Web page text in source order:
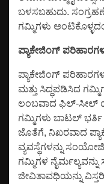
ಬಳಸಬಹುದು.
ಗಮ್ಮಿಗಳು
ಪ್ಯಾಕೇಜಿಂಗ್
ಪ್ಯಾಕೇಜಿಂಗ್
ಮತ್ತು ಸಿದ್ಧಪಡಿಸಿದ
ಲಂಬವಾದ ಫಿಲ್-ಸೀಲ್
ಗಮ್ಮಿಗಳು ಬಾಟಲ್ ಭರ್ತಿ
ಜೊತೆಗೆ, ನಿಖರವಾದ
ವ್ಯವಸ್ಥೆಗಳನ್ನು
ಗಮ್ಮಿಗಳ ನೈರ್ಮಲ್ಯವನ್ನು
ಜೀವಿತಾವಧಿಯನ್ನು